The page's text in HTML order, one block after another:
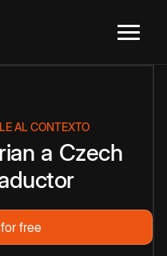
AL CONTEXTO
a Czech
free